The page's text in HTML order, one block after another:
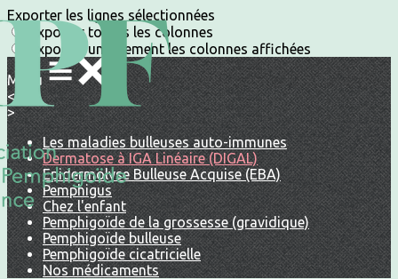
Exporter les lignes sélectionnées
Exporter toutes les colonnes
Exporter uniquement les colonnes affichées
Menu
<
>
Les maladies bulleuses auto-immunes
Dermatose à IGA Linéaire (DIGAL)
Epidermolyse Bulleuse Acquise (EBA)
Pemphigus
Chez l'enfant
Pemphigoïde de la grossesse (gravidique)
Pemphigoïde bulleuse
Pemphigoïde cicatricielle
Nos médicaments